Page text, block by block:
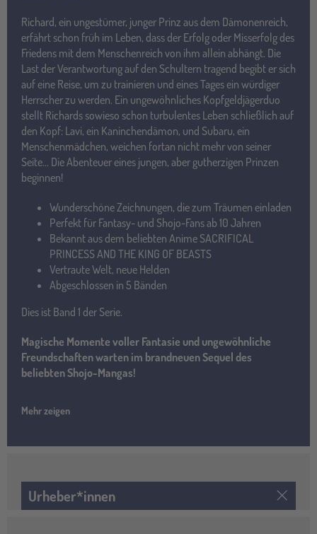
Richard, ein ungestümer, junger Prinz aus dem Dämonenreich,
erfährt schon früh im Leben, dass der Erfolg oder Misserfolg des
Friedens mit dem Menschenreich von ihm allein abhängt. Die
Last der Verantwortung auf den Schultern tragend begibt er sich
auf eine Reise, um zu trainieren und eines Tages ein würdiger
Herrscher zu werden. Ein ungewöhnliches Kopfgeldjägerduo
stellt Richards sowieso schon turbulentes Leben schließlich auf
den Kopf: Lavi, ein Kaninchendämon, und Subaru, ein
Menschenmädchen, weichen fortan nicht mehr von seiner
Seite... Die Abenteuer eines jungen, aber gutherzigen Prinzen
beginnen!
Wunderschöne Zeichnungen, die zum Träumen einladen
Perfekt für Fantasy- und Shojo-Fans ab 10 Jahren
Bekannt aus dem beliebten Anime SACRIFICAL
PRINCESS AND THE KING OF BEASTS
Vertraute Welt, neue Helden
Abgeschlossen in 5 Bänden
Dies ist Band 1 der Serie.
Magische Momente voller Fantasie und ungewöhnliche
Freundschaften warten im brandneuen Sequel des
beliebten Shojo-Mangas!
Mehr zeigen
Urheber*innen